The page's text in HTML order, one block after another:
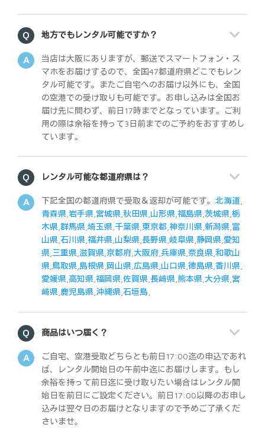
地方でもレンタル可能ですか？
当店は大阪にありますが、郵送でスマートフォン・ス
マホをお届けするので、全国47都道府県どこでもレン
タル可能です。またご自宅へのお届け以外にも、全国
の空港での受け取りも可能です。お申し込みは全国お
届け先に問わず、前日17時までとなっています。ご利
用の際は余裕を持って3日前までのご予約をおすすめし
ています。
レンタル可能な都道府県は？
下記全国の都道府県で受取＆返却が可能です。 北海道
青森県 岩手県 宮城県 秋田県 山形県 福島県 茨城県 栃
木県 群馬県 埼玉県 千葉県 東京都 神奈川県 新潟県 富
山県 石川県 福井県 山梨県 長野県 岐阜県 静岡県 愛知
県 三重県 滋賀県 京都府 大阪府 兵庫県 奈良県 和歌山
県 鳥取県 島根県 岡山県 広島県 山口県 徳島県 香川県
愛媛県 高知県 福岡県 佐賀県 長崎県 熊本県 大分県 宮
崎県 鹿児島県 沖縄県 石垣島
商品はいつ届く？
ご自宅、空港受取どちらとも前日17:00迄の申込であれ
ば、レンタル開始日の午前中迄にお届けします。もし
余裕を持って前日迄に受け取りたい場合はレンタル開
始日を前日にご設定ください。前日17:00以降のお申し
込みは翌々日のお届けとなりますので予めご了承くだ
さいませ。